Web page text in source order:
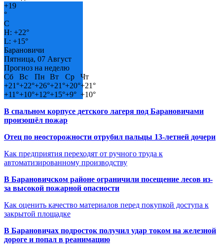
+19
°
C
H: +22°
L: +15°
Барановичи
Пятница, 07 Август
Прогноз на неделю
Сб
Вс Пн Вт Ср
Чт
+21°+22°+26°+21°+20°+21°
+11°+10°+12°+15°+9° +10°
В спальном корпусе детского лагеря под Барановичами
произошёл пожар
Отец по неосторожности отрубил пальцы 13-летней дочери
Как предприятия переходят от ручного труда к
автоматизированному производству
В Барановичском районе ограничили посещение лесов из-
за высокой пожарной опасности
Как оценить качество материалов перед покупкой доступа к
закрытой площадке
В Барановичах подросток получил удар током на железной
дороге и попал в реанимацию